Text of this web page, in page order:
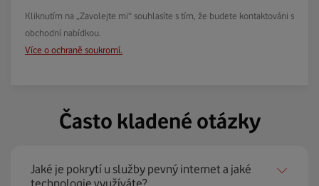
Kliknutím na „Zavolejte mi“ souhlasíte s tím, že budete kontaktováni s
obchodní nabídkou.
Více o ochraně soukromí.
Často kladené otázky
Jaké je pokrytí u služby pevný internet a jaké
technologie využíváte?